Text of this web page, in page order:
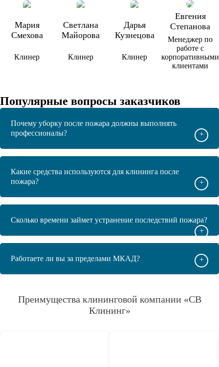
Мария
Смехова
Клинер
Светлана
Майорова
Клинер
Дарья
Кузнецова
Клинер
Евгения
Степанова
Менеджер по
работе с
корпоративными
клиентами
Популярные вопросы заказчиков
Почему уборку после пожара должны выполнять
профессионалы?
+
Какие средства используются для клининга после
пожара?
+
Сколько времени займет устранение последствий пожара?
+
Работаете ли вы за пределами МКАД? +
Преимущества клининговой компании «СВ
Клининг»